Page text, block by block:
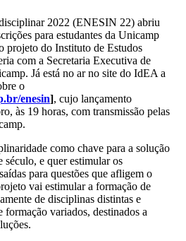
2022 (ENESIN 22) abriu
para estudantes da Unicamp
projeto do Instituto de Estudos
com a Secretaria Executiva de
Já está no ar no site do IdEA a
o
enesin], cujo lançamento
às 19 horas, com transmissão pelas
como chave para a solução
século, e quer estimular os
para questões que afligem o
vai estimular a formação de
de disciplinas distintas e
variados, destinados a